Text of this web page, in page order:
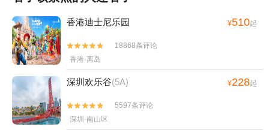
香港迪士尼乐园 ¥510起


18868条评论
香港·离岛
深圳欢乐谷(5A) ¥228起


5597条评论
深圳·南山区